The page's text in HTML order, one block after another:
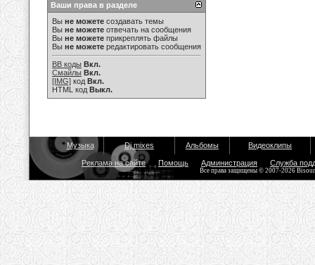
Ваши права в разделе
Вы не можете создавать темы
Вы не можете отвечать на сообщения
Вы не можете прикреплять файлы
Вы не можете редактировать сообщения
BB коды Вкл.
Смайлы Вкл.
[IMG] код Вкл.
HTML код Выкл.
Музыка Dj mixes Альбомы Видеоклипы
Реклама на сайте Помощь Администрация Служба
Все права защищены © 2007-2026